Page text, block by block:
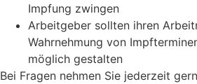
Impfung zwingen
Arbeitgeber sollten ihren
Wahrnehmung von
möglich gestalten
Bei Fragen nehmen Sie jederzeit